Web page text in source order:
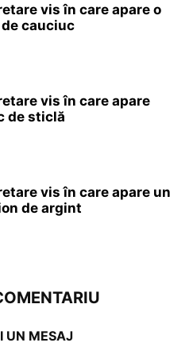
vis în care apare o
cauciuc
vis în care apare
de sticlă
vis în care apare un
de argint
UN MESAJ